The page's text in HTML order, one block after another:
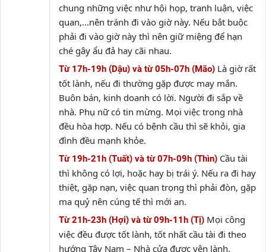
chung những việc như hội họp, tranh luận, việc
quan,…nên tránh đi vào giờ này. Nếu bắt buộc
phải đi vào giờ này thì nên giữ miệng để hạn
ché gây ẩu đả hay cãi nhau.
Từ 17h-19h (Dậu) và từ 05h-07h (Mão) Là giờ rất
tốt lành, nếu đi thường gặp được may mắn.
Buôn bán, kinh doanh có lời. Người đi sắp về
nhà. Phụ nữ có tin mừng. Mọi việc trong nhà
đều hòa hợp. Nếu có bệnh cầu thì sẽ khỏi, gia
đình đều mạnh khỏe.
Từ 19h-21h (Tuất) và từ 07h-09h (Thìn) Cầu tài
thì không có lợi, hoặc hay bị trái ý. Nếu ra đi hay
thiệt, gặp nạn, việc quan trọng thì phải đòn, gặp
ma quỷ nên cúng tế thì mới an.
Từ 21h-23h (Hợi) và từ 09h-11h (Tị) Mọi công
việc đều được tốt lành, tốt nhất cầu tài đi theo
hướng Tây Nam – Nhà cửa được yên lành.